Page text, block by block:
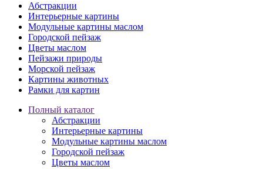
Абстракции
Интерьерные картины
Модульные картины маслом
Городской пейзаж
Цветы маслом
Пейзажи природы
Морской пейзаж
Картины животных
Рамки для картин
Полный каталог
Абстракции
Интерьерные картины
Модульные картины маслом
Городской пейзаж
Цветы маслом